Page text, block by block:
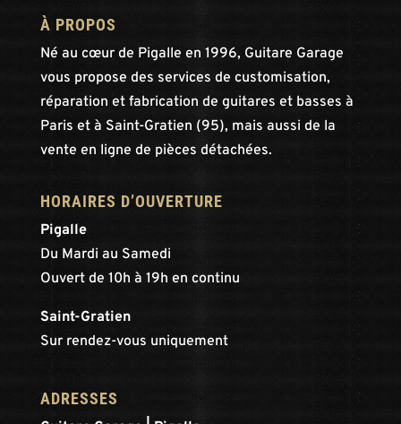
À PROPOS
Né au cœur de Pigalle en 1996, Guitare Garage
vous propose des services de customisation,
réparation et fabrication de guitares et basses à
Paris et à Saint-Gratien (95), mais aussi de la
vente en ligne de pièces détachées.
HORAIRES D’OUVERTURE
Pigalle
Du Mardi au Samedi
Ouvert de 10h à 19h en continu
Saint-Gratien
Sur rendez-vous uniquement
ADRESSES